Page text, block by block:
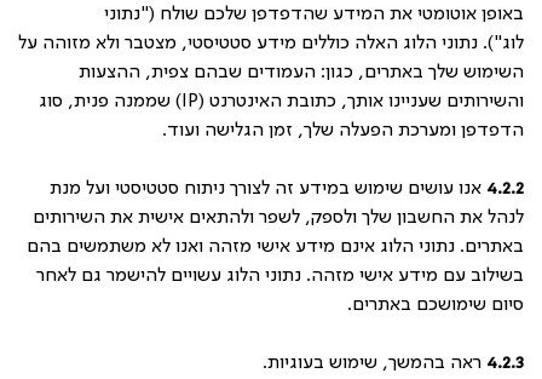
באופן אוטומטי את המידע שהדפדפן שלכם שולח ("נתוני
לוג"). נתוני הלוג האלה כוללים מידע סטטיסטי, מצטבר ולא מזוהה על
השימוש שלך באתרים, כגון: העמודים שבהם צפית, ההצעות
והשירותים שעניינו אותך, כתובת האינטרנט (IP
) שממנה פנית, סוג
הדפדפן ומערכת הפעלה שלך, זמן הגלישה ועוד.
4.2.2 אנו עושים שימוש במידע זה לצורך ניתוח סטטיסטי ועל מנת
לנהל את החשבון שלך ולספק, לשפר ולהתאים אישית את השירותים
באתרים. נתוני הלוג אינם מידע אישי מזהה ואנו לא משתמשים בהם
בשילוב עם מידע אישי מזהה. נתוני הלוג עשויים להישמר גם לאחר
סיום שימושכם באתרים.
4.2.3 ראה בהמשך, שימוש בעוגיות.